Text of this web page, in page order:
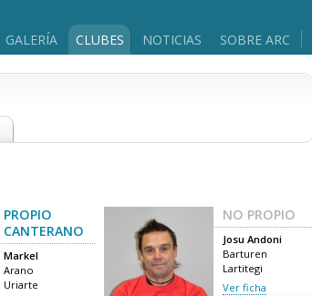
GALERÍA CLUBES NOTICIAS SOBRE ARC
PROPIO
CANTERANO
Markel
Arano
Uriarte
NO PROPIO
Josu Andoni
Barturen
Lartitegi
Ver ficha